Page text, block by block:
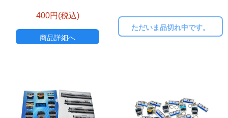
400円(税込)
商品詳細へ
ただいま品切れ中です。